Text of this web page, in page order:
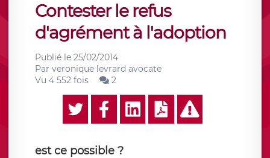
Contester le refus
d'agrément à l'adoption
Publié le 25/02/2014
Par veronique levrard avocate
Vu 4 552 fois
2
est ce possible ?